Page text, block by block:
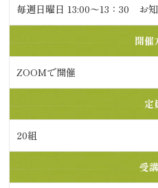
毎週日曜日 13:00〜13：30 お
開催
ZOOMで開催
定
20組
受